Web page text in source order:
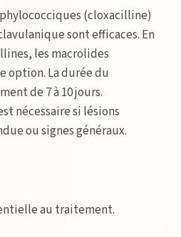
(cloxacilline)
sont efficaces. En
les macrolides
option. La durée du
de 7 à 10 jours.
nécessaire si lésions
ou signes généraux.
au traitement.